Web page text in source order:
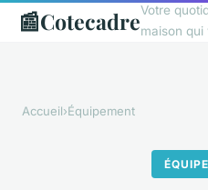
📰CotecadreVotre
maison qui
Accueil›Équipement